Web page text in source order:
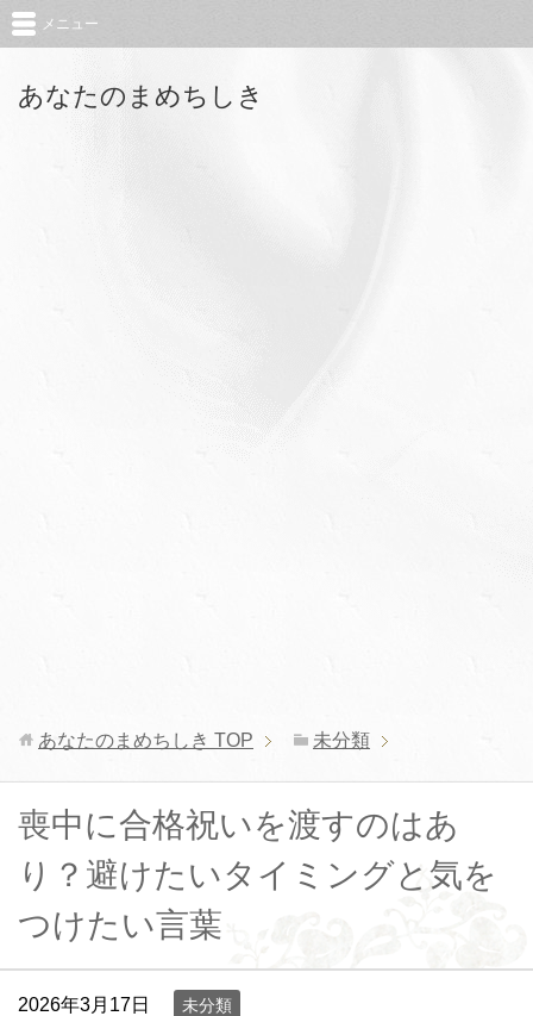
あなたのまめちしき
メニュー
あなたのまめちしき TOP 未分類
喪中に合格祝いを渡すのはあ
り？避けたいタイミングと気を
つけたい言葉
2026年3月17日 未分類